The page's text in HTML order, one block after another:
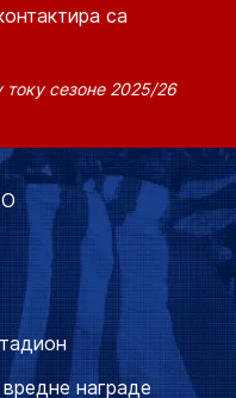
са
току сезоне 2025/26
награде